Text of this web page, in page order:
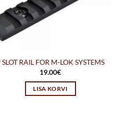
SLOT RAIL FOR M-LOK SYSTEMS
19.00€
LISA KORVI